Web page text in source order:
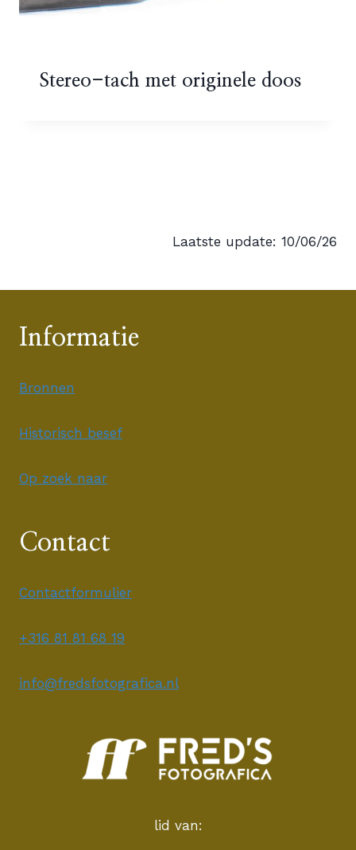
Stereo-tach met originele doos
Laatste update: 10/06/26
Informatie
Bronnen
Historisch besef
Op zoek naar
Contact
Contactformulier
+316 81 81 68 19
info@fredsfotografica.nl
lid van: